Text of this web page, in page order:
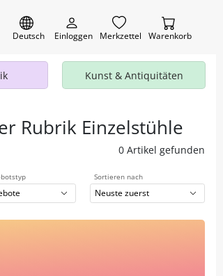
Deutsch Einloggen Merkzettel Warenkorb
Kunst & Antiquitäten
Rubrik Einzelstühle
0 Artikel gefunden
Sortieren nach
Neuste zuerst